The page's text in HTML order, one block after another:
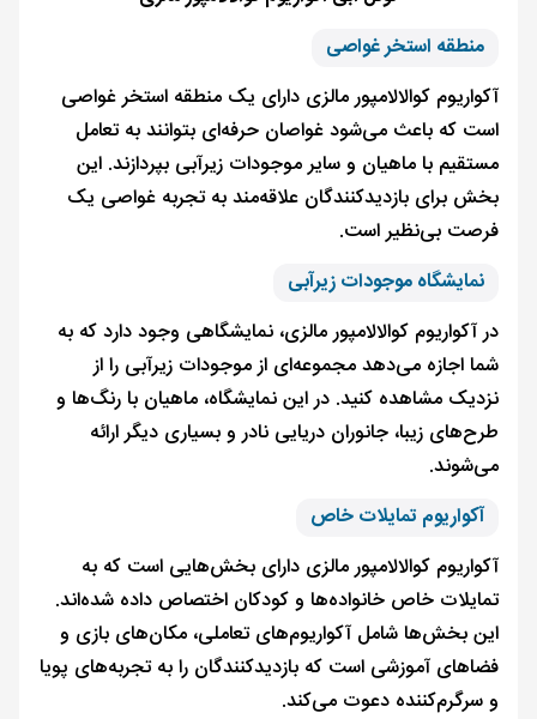
منطقه استخر غواصی
آکواریوم کوالالامپور مالزی دارای یک منطقه استخر غواصی
است که باعث می‌شود غواصان حرفه‌ای بتوانند به تعامل
مستقیم با ماهیان و سایر موجودات زیرآبی بپردازند. این
بخش برای بازدیدکنندگان علاقه‌مند به تجربه غواصی یک
فرصت بی‌نظیر است.
نمایشگاه موجودات زیرآبی
در آکواریوم کوالالامپور مالزی، نمایشگاهی وجود دارد که به
شما اجازه می‌دهد مجموعه‌ای از موجودات زیرآبی را از
نزدیک مشاهده کنید. در این نمایشگاه، ماهیان با رنگ‌ها و
طرح‌های زیبا، جانوران دریایی نادر و بسیاری دیگر ارائه
می‌شوند.
آکواریوم تمایلات خاص
آکواریوم کوالالامپور مالزی دارای بخش‌هایی است که به
تمایلات خاص خانواده‌ها و کودکان اختصاص داده شده‌اند.
این بخش‌ها شامل آکواریوم‌های تعاملی، مکان‌های بازی و
فضاهای آموزشی است که بازدیدکنندگان را به تجربه‌های پویا
و سرگرم‌کننده دعوت می‌کند.